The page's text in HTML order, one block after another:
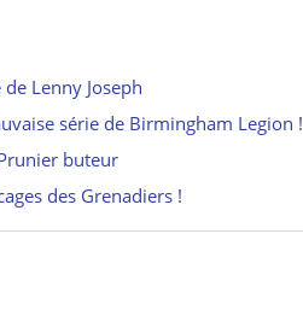
Lenny Joseph
série de Birmingham Legion !
buteur
des Grenadiers !